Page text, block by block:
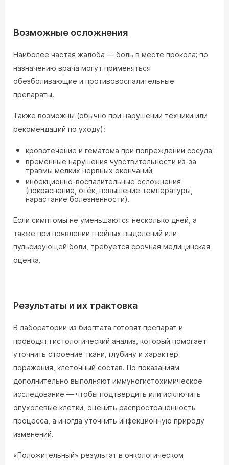
Возможные осложнения
Наиболее частая жалоба — боль в месте прокола; по
назначению врача могут применяться
обезболивающие и противовоспалительные
препараты.
Также возможны (обычно при нарушении техники или
рекомендаций по уходу):
кровотечение и гематома при повреждении сосуда;
временные нарушения чувствительности из-за
травмы мелких нервных окончаний;
инфекционно-воспалительные осложнения
(покраснение, отёк, повышение температуры,
нарастание болезненности).
Если симптомы не уменьшаются несколько дней, а
также при появлении гнойных выделений или
пульсирующей боли, требуется срочная медицинская
оценка.
Результаты и их трактовка
В лаборатории из биоптата готовят препарат и
проводят гистологический анализ, который помогает
уточнить строение ткани, глубину и характер
поражения, клеточный состав. По показаниям
дополнительно выполняют иммуногистохимическое
исследование — чтобы подтвердить или исключить
опухолевые клетки, оценить распространённость
процесса, а иногда уточнить инфекционную природу
изменений.
«Положительный» результат в онкологическом